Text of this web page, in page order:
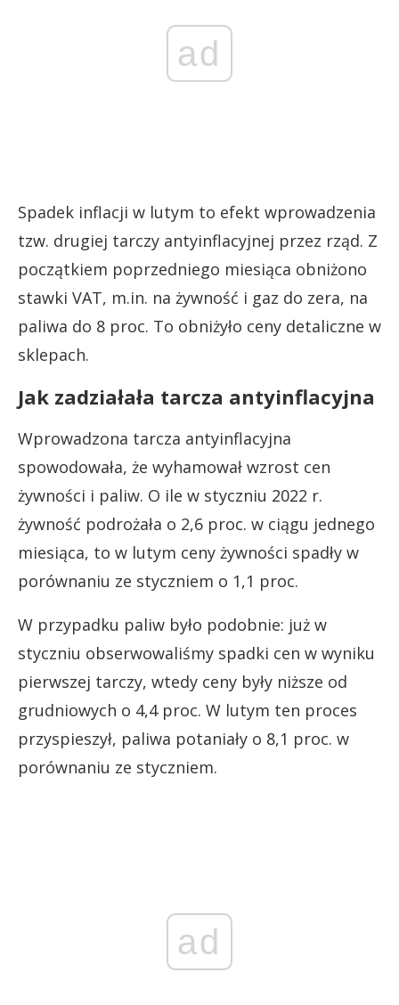
ad
Spadek inflacji w lutym to efekt wprowadzenia
tzw. drugiej tarczy antyinflacyjnej przez rząd. Z
początkiem poprzedniego miesiąca obniżono
stawki VAT, m.in. na żywność i gaz do zera, na
paliwa do 8 proc. To obniżyło ceny detaliczne w
sklepach.
Jak zadziałała tarcza antyinflacyjna
Wprowadzona tarcza antyinflacyjna
spowodowała, że wyhamował wzrost cen
żywności i paliw. O ile w styczniu 2022 r.
żywność podrożała o 2,6 proc. w ciągu jednego
miesiąca, to w lutym ceny żywności spadły w
porównaniu ze styczniem o 1,1 proc.
W przypadku paliw było podobnie: już w
styczniu obserwowaliśmy spadki cen w wyniku
pierwszej tarczy, wtedy ceny były niższe od
grudniowych o 4,4 proc. W lutym ten proces
przyspieszył, paliwa potaniały o 8,1 proc. w
porównaniu ze styczniem.
ad